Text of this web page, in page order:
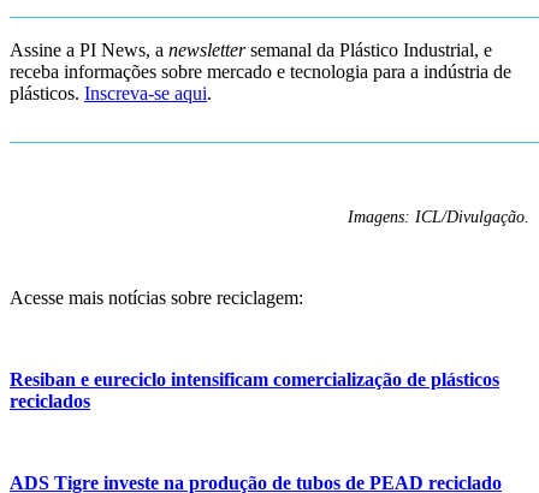
Assine a PI News, a newslettersemanal da Plástico Industrial, e
receba informações sobre mercado e tecnologia para a indústria de
plásticos. Inscreva-se aqui.
Imagens: ICL/Divulgação.
Acesse mais notícias sobre reciclagem:
Resiban e eureciclo intensificam comercialização de plásticos
reciclados
ADS Tigre investe na produção de tubos de PEAD reciclado